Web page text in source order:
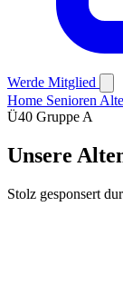
Werde Mitglied
Home Senioren
Ü40 Gruppe A
Unsere
Stolz gesponsert